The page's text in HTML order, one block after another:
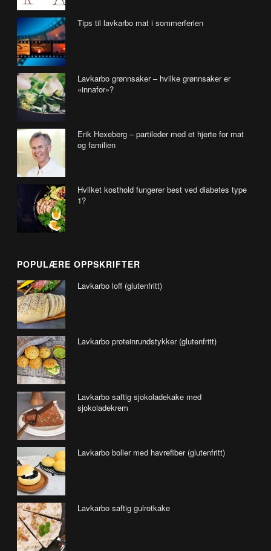
Tips til lavkarbo mat i sommerferien
Lavkarbo grønnsaker – hvilke grønnsaker er
«innafor»?
Erik Hexeberg – partileder med et hjerte for mat
og familien
Hvilket kosthold fungerer best ved diabetes type
1?
POPULÆRE OPPSKRIFTER
Lavkarbo loff (glutenfritt)
Lavkarbo proteinrundstykker (glutenfritt)
Lavkarbo saftig sjokoladekake med
sjokoladekrem
Lavkarbo boller med havrefiber (glutenfritt)
Lavkarbo saftig gulrotkake